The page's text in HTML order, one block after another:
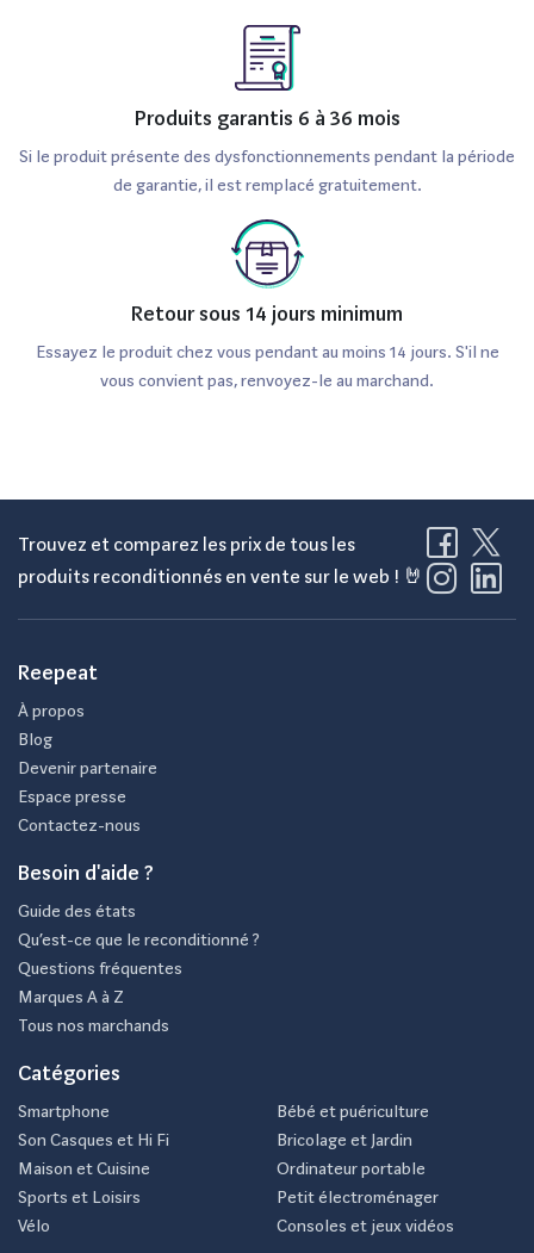
Produits garantis 6 à 36 mois
Si le produit présente des dysfonctionnements pendant la période
de garantie, il est remplacé gratuitement.
Retour sous 14 jours minimum
Essayez le produit chez vous pendant au moins 14 jours. S'il ne
vous convient pas, renvoyez-le au marchand.
Trouvez et comparez les prix de tous les
produits reconditionnés en vente sur le web ! 🤘
Reepeat
À propos
Blog
Devenir partenaire
Espace presse
Contactez-nous
Besoin d'aide ?
Guide des états
Qu’est-ce que le reconditionné ?
Questions fréquentes
Marques A à Z
Tous nos marchands
Catégories
Smartphone
Son Casques et Hi Fi
Maison et Cuisine
Sports et Loisirs
Vélo
Bébé et puériculture
Bricolage et Jardin
Ordinateur portable
Petit électroménager
Consoles et jeux vidéos